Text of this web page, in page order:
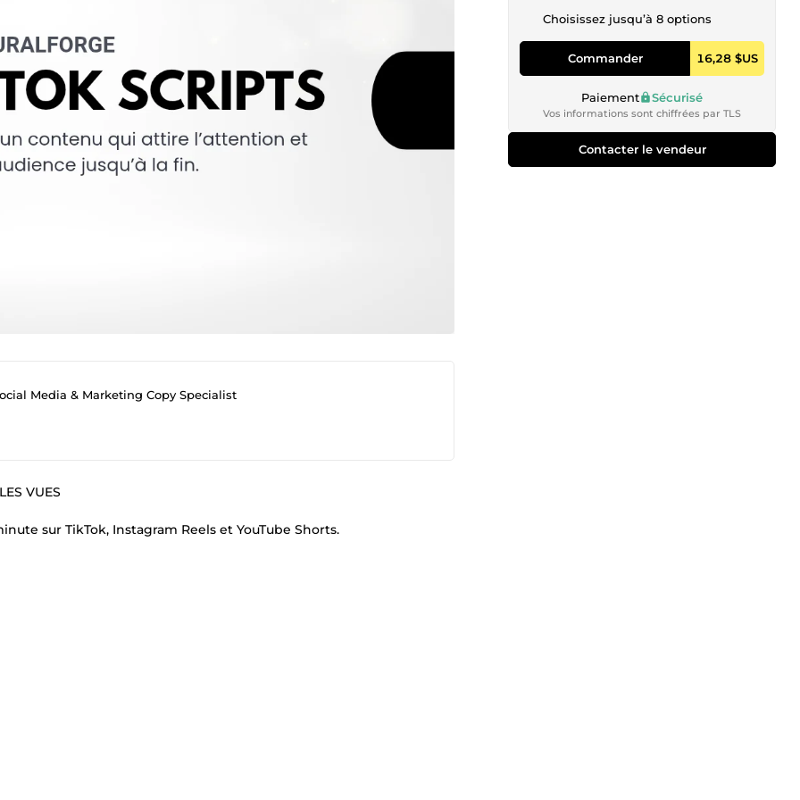
Media & Marketing Copy Specialist
VUES
sur TikTok, Instagram Reels et YouTube Shorts.
Choisissez jusqu’à 8 options
Commander 16,28 $US
Paiement Sécurisé
Vos informations sont chiffrées par TLS
Contacter le vendeur